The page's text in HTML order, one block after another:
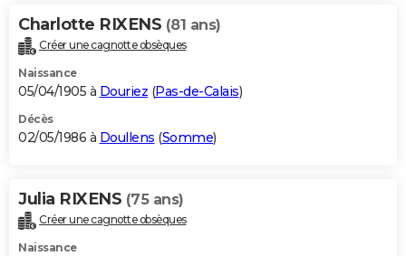
Charlotte RIXENS (81 ans)
Créer une cagnotte obsèques
Naissance
05/04/1905 à Douriez (Pas-de-Calais)
Décès
02/05/1986 à Doullens (Somme)
Julia RIXENS (75 ans)
Créer une cagnotte obsèques
Naissance